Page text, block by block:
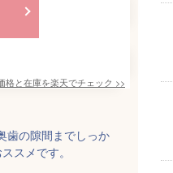
格と在庫を楽天でチェック >>
歯の隙間までしっか
スメです。